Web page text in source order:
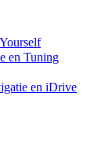
en Tuning
en iDrive